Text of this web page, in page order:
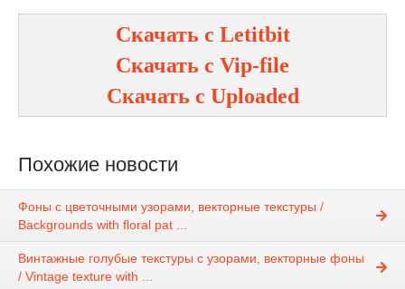
Скачать с Letitbit
Скачать с Vip-file
Скачать с Uploaded
Похожие новости
Фоны с цветочными узорами, векторные текстуры /
Backgrounds with floral pat ...
Винтажные голубые текстуры с узорами, векторные фоны
/ Vintage texture with ...